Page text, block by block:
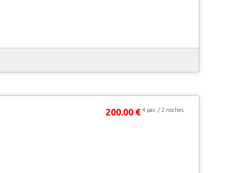
200.00 € 4 pax. / 2 noches